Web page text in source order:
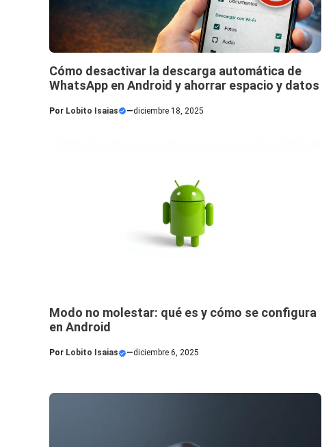
Cómo desactivar la descarga automática de
WhatsApp en Android y ahorrar espacio y datos
Por Lobito Isaias —diciembre 18, 2025
Modo no molestar: qué es y cómo se configura
en Android
Por Lobito Isaias —diciembre 6, 2025